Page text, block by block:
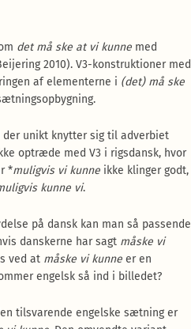
det må ske at vi kunne med
2010). V3-konstruktioner med
af elementerne i (det) må ske
der unikt knytter sig til adverbiet
optræde med V3 i rigsdansk, hvor
*muligvis vi kunne ikke klinger godt,
kunne vi.
på dansk kan man så passende
danskerne har sagt måske vi
ved at måske vi kunne er en
engelsk så ind i billedet?
tilsvarende engelske sætning er